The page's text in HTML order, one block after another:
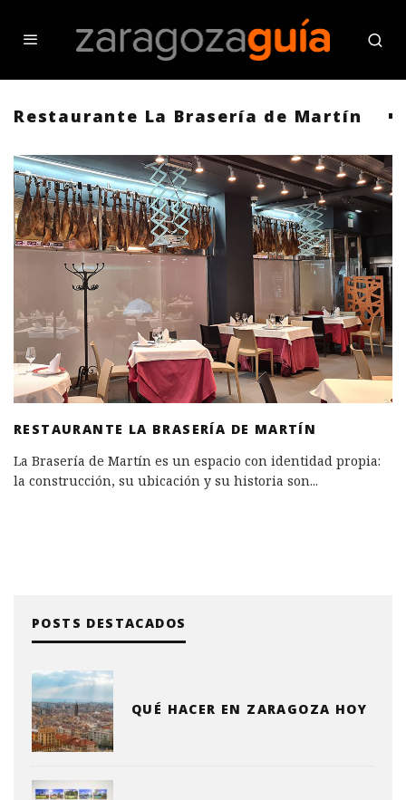
Restaurante La Brasería de Martín
RESTAURANTE LA BRASERÍA DE MARTÍN
La Brasería de Martín es un espacio con identidad propia:
la construcción, su ubicación y su historia son...
POSTS DESTACADOS
QUÉ HACER EN ZARAGOZA HOY